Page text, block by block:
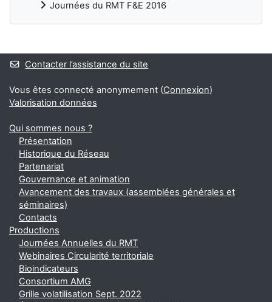
Journées du RMT F&E 2016
Blocs
Contacter l’assistance du site
Vous êtes connecté anonymement (Connexion)
Valorisation données
Qui sommes nous ?
Présentation
Historique du Réseau
Partenariat
Gouvernance et animation
Avancement des travaux (assemblées générales et
séminaires)
Contacts
Productions
Journées Annuelles du RMT
Webinaires Circularité territoriale
Bioindicateurs
Consortium AMG
Grille volatilisation Sept. 2022